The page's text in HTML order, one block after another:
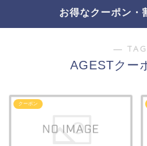
お得なクーポン・
―
AGESTクー
クーポン